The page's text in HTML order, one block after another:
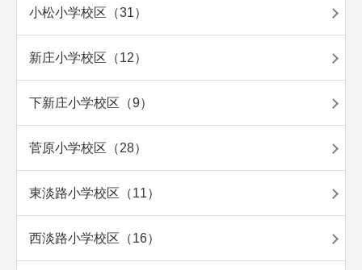
小松小学校区（31）
新庄小学校区（12）
下新庄小学校区（9）
菅原小学校区（28）
東淡路小学校区（11）
西淡路小学校区（16）